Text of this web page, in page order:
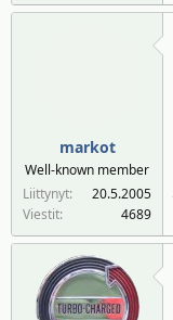
markot
Well-known member
Liittynyt
20.5.2005
Viestit
4689